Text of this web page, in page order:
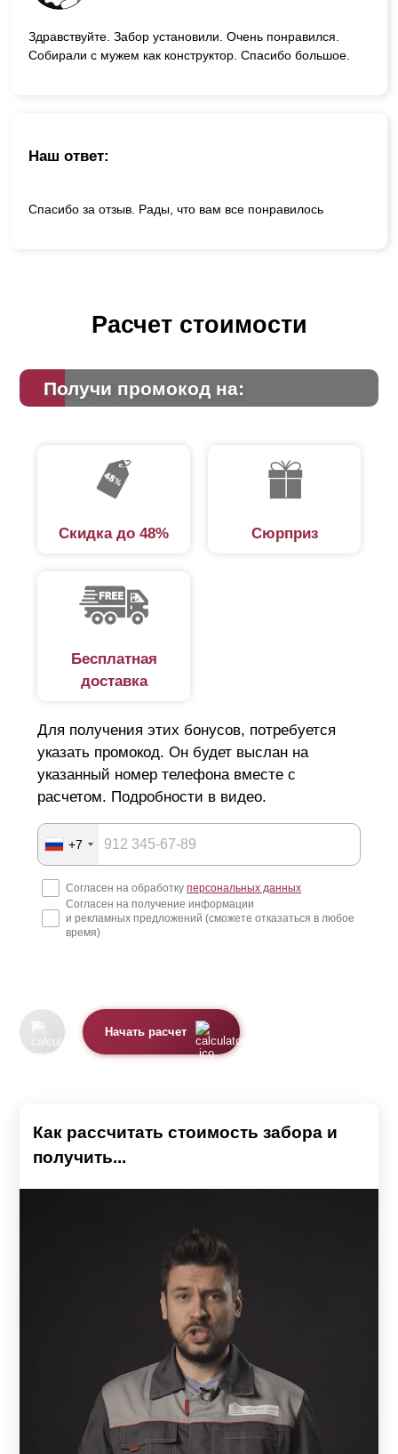
Здравствуйте. Забор установили. Очень понравился.
Собирали с мужем как конструктор. Спасибо большое.
Наш ответ:
Спасибо за отзыв. Рады, что вам все понравилось
Расчет стоимости
Получи промокод на:
Скидка до 48% Сюрприз
Бесплатная
доставка
Для получения этих бонусов, потребуется
указать промокод. Он будет выслан на
указанный номер телефона вместе с
расчетом. Подробности в видео.
+7
Согласен на обработку персональных данных
Согласен на получение информации
и рекламных предложений (сможете отказаться в любое
время)
Начать расчет
Как рассчитать стоимость забора и
получить...